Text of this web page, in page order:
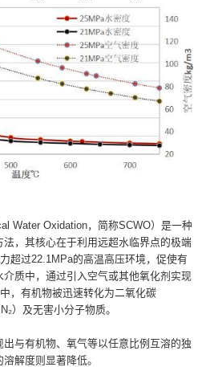
Water Oxidation，简称SCWO）是一种
，其核心在于利用远超水临界点的极端
过22.1MPa的高温高压环境，促使有
质中，通过引入空气或其他氧化剂实现
，有机物被迅速转化为二氧化碳
）及无害小分子物质。
与有机物、氧气等以任意比例互溶的独
解度则显著降低。